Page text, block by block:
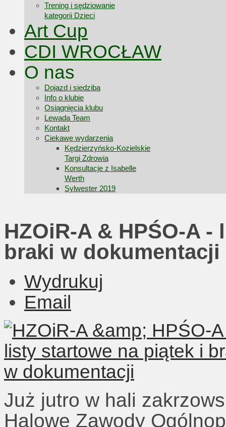
Trening i sędziowanie
kategorii Dzieci
Art Cup
CDI WROCŁAW
O nas
Dojazd i siedziba
Info o klubie
Osiągnięcia klubu
Lewada Team
Kontakt
Ciekawe wydarzenia
Kędzierzyńsko-Kozielskie
Targi Zdrowia
Konsultacje z Isabelle
Werth
Sylwester 2019
HZOiR-A & HPŚO-A
braki w dokumentacji
Wydrukuj
Email
Już jutro w hali
Halowe Zawody